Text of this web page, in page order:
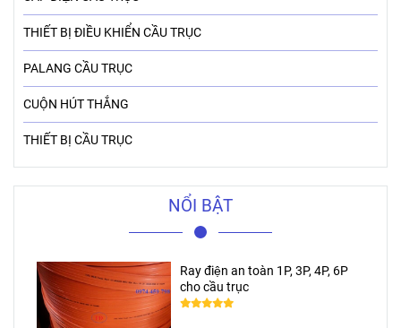
THIẾT BỊ ĐIỀU KHIỂN CẦU TRỤC
PALANG CẦU TRỤC
CUỘN HÚT THẮNG
THIẾT BỊ CẦU TRỤC
NỔI BẬT
Ray điện an toàn 1P, 3P, 4P, 6P
cho cầu trục